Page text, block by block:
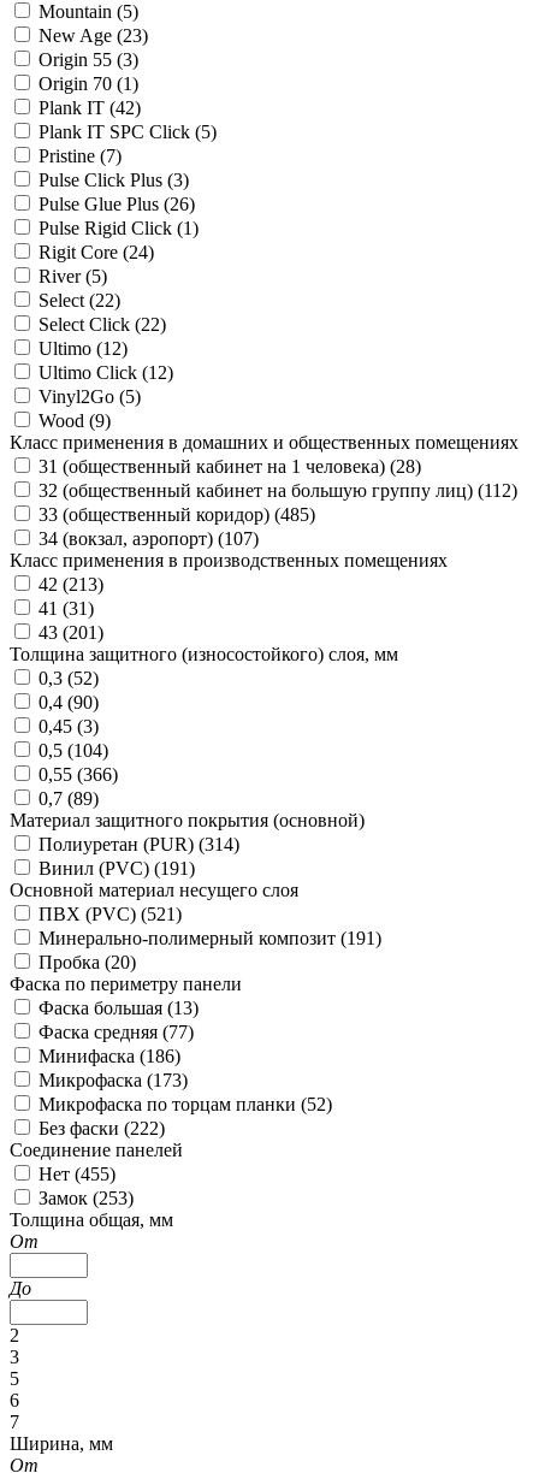
Mountain (5)
New Age (23)
Origin 55 (3)
Origin 70 (1)
Plank IT (42)
Plank IT SPC Click (5)
Pristine (7)
Pulse Click Plus (3)
Pulse Glue Plus (26)
Pulse Rigid Click (1)
Rigit Core (24)
River (5)
Select (22)
Select Click (22)
Ultimo (12)
Ultimo Click (12)
Vinyl2Go (5)
Wood (9)
Класс применения в домашних и общественных помещениях
31 (общественный кабинет на 1 человека) (28)
32 (общественный кабинет на большую группу лиц) (112)
33 (общественный коридор) (485)
34 (вокзал, аэропорт) (107)
Класс применения в производственных помещениях
42 (213)
41 (31)
43 (201)
Толщина защитного (износостойкого) слоя, мм
0,3 (52)
0,4 (90)
0,45 (3)
0,5 (104)
0,55 (366)
0,7 (89)
Материал защитного покрытия (основной)
Полиуретан (PUR) (314)
Винил (PVC) (191)
Основной материал несущего слоя
ПВХ (PVC) (521)
Минерально-полимерный композит (191)
Пробка (20)
Фаска по периметру панели
Фаска большая (13)
Фаска средняя (77)
Минифаска (186)
Микрофаска (173)
Микрофаска по торцам планки (52)
Без фаски (222)
Соединение панелей
Нет (455)
Замок (253)
Толщина общая, мм
От
До
2
3
5
6
7
Ширина, мм
От